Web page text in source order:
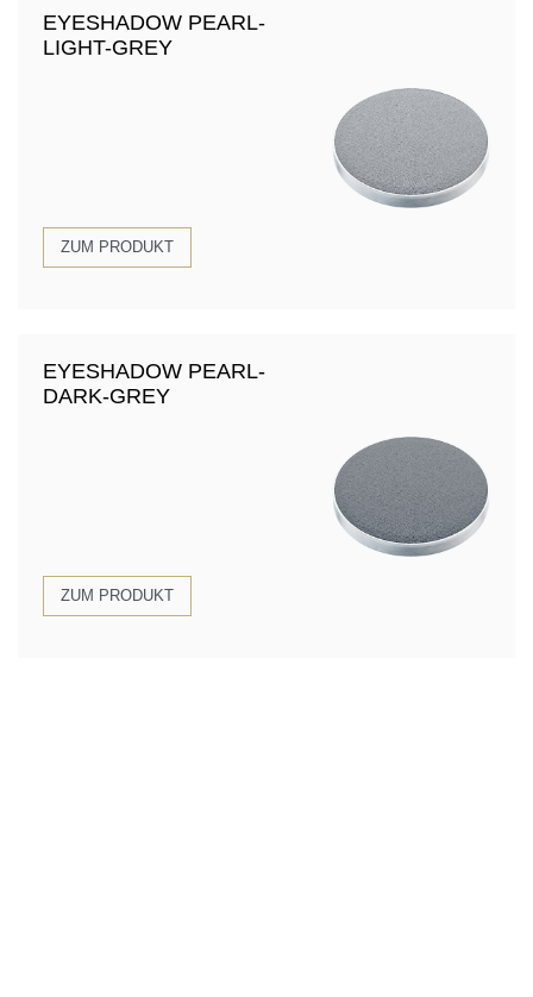
EYESHADOW PEARL-
LIGHT-GREY
ZUM PRODUKT
EYESHADOW PEARL-
DARK-GREY
ZUM PRODUKT